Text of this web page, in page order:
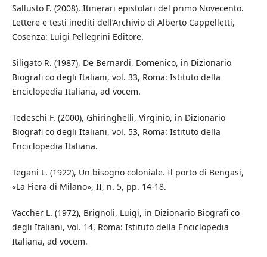
Sallusto F. (2008), Itinerari epistolari del primo Novecento.
Lettere e testi inediti dell’Archivio di Alberto Cappelletti,
Cosenza: Luigi Pellegrini Editore.
Siligato R. (1987), De Bernardi, Domenico, in Dizionario
Biografi co degli Italiani, vol. 33, Roma: Istituto della
Enciclopedia Italiana, ad vocem.
Tedeschi F. (2000), Ghiringhelli, Virginio, in Dizionario
Biografi co degli Italiani, vol. 53, Roma: Istituto della
Enciclopedia Italiana.
Tegani L. (1922), Un bisogno coloniale. Il porto di Bengasi,
«La Fiera di Milano», II, n. 5, pp. 14-18.
Vaccher L. (1972), Brignoli, Luigi, in Dizionario Biografi co
degli Italiani, vol. 14, Roma: Istituto della Enciclopedia
Italiana, ad vocem.